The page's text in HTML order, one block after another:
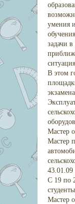
умения
задачи
В этом
Мастер
Мастер
43.01.09
С 19 по
Мастер